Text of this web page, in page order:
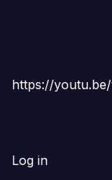
https://
Log in